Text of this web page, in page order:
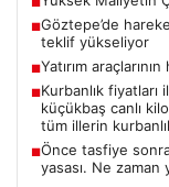
■Göztepe’de
teklif yükseliyor
■Yatırım
■Kurbanlık
küçükbaş canlı
tüm illerin
■Önce tasfiye
yasası. Ne